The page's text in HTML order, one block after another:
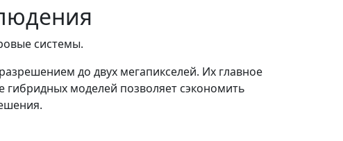
системы.
до двух мегапикселей. Их главное
гибридных моделей позволяет сэкономить